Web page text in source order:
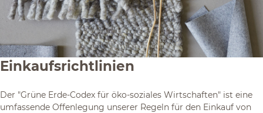
Einkaufsrichtlinien
Der "Grüne Erde-Codex für öko-soziales Wirtschaften" ist eine
umfassende Offenlegung unserer Regeln für den Einkauf von